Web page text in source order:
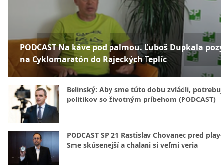
PODCAST Na káve pod palmou. Ľuboš Dupkala
na Cyklomaratón do Rajeckých Teplíc
Belinský: Aby sme túto dobu zvládli,
politikov so životným príbehom (PODCAST)
PODCAST SP 21 Rastislav Chovanec pred
Sme skúsenejší a chalani si veľmi veria